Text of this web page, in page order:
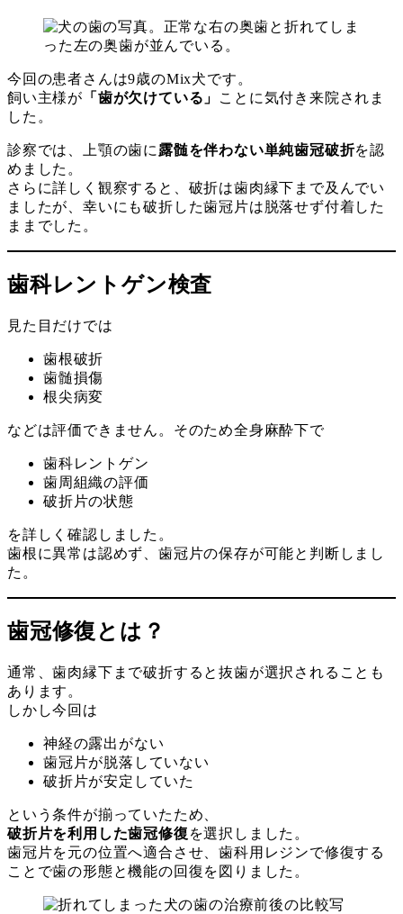
今回の患者さんは9歳のMix犬です。
飼い主様が 「歯が欠けている」
ことに気付き来院されま
した。
診察では、上顎の歯に 露髄を伴わない単純歯冠破折を認
めました。
さらに詳しく観察すると、破折は歯肉縁下まで及んでい
ましたが、幸いにも破折した歯冠片は脱落せず付着した
ままでした。
歯科レントゲン検査
見た目だけでは
歯根破折
歯髄損傷
根尖病変
などは評価できません。そのため全身麻酔下で
歯科レントゲン
歯周組織の評価
破折片の状態
を詳しく確認しました。
歯根に異常は認めず、歯冠片の保存が可能と判断しまし
た。
歯冠修復とは？
通常、歯肉縁下まで破折すると抜歯が選択されることも
あります。
しかし今回は
神経の露出がない
歯冠片が脱落していない
破折片が安定していた
という条件が揃っていたため、
破折片を利用した歯冠修復 を選択しました。
歯冠片を元の位置へ適合させ、歯科用レジンで修復する
ことで歯の形態と機能の回復を図りました。